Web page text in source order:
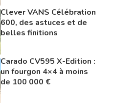
Clever VANS Célébration
600, des astuces et de
belles finitions
Carado CV595 X-Edition :
un fourgon 4×4 à moins
de 100 000 €